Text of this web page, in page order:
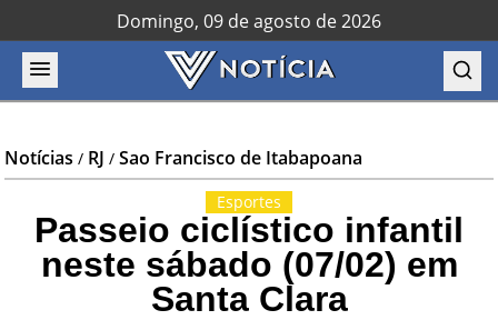
Domingo, 09 de agosto de 2026
Notícias / RJ /Sao Francisco de Itabapoana
Esportes
Passeio ciclístico infantil
neste sábado (07/02) em
Santa Clara